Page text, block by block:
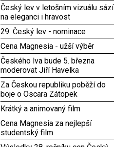
Český lev v letošním vizuálu sází
na eleganci i hravost
29. Český lev - nominace
Cena Magnesia - užší výběr
Českého lva bude 5. března
moderovat Jiří Havelka
Za Českou republiku poběží do
boje o Oscara Zátopek
Krátký a animovaný film
Cena Magnesia za nejlepší
studentský film